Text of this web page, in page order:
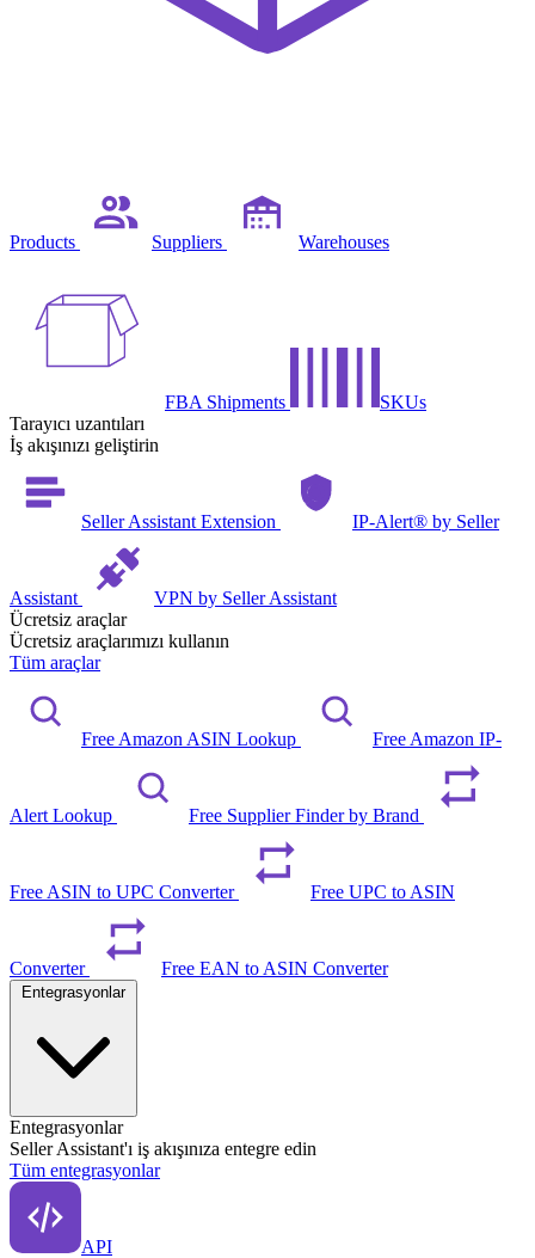
Products Suppliers Warehouses
FBA Shipments
SKUs
Tarayıcı uzantıları
İş akışınızı geliştirin
Seller Assistant Extension IP-Alert® by Seller
Assistant
VPN by Seller Assistant
Ücretsiz araçlar
Ücretsiz araçlarımızı kullanın
Tüm araçlar
Free Amazon ASIN Lookup Free Amazon IP-
Alert Lookup Free Supplier Finder by Brand
Free ASIN to UPC Converter Free UPC to ASIN
Converter Free EAN to ASIN Converter
Entegrasyonlar
Entegrasyonlar
Seller Assistant'ı iş akışınıza entegre edin
Tüm entegrasyonlar
API